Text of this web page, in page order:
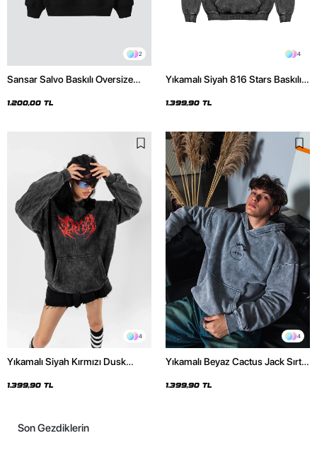
2
Sansar Salvo Baskılı Oversize
1.200,00 TL
4
Yıkamalı Siyah 816 Stars Baskılı
1.399,90 TL
4
Yıkamalı Siyah Kırmızı Dusk
1.399,90 TL
4
Yıkamalı Beyaz Cactus Jack Sırt
1.399,90 TL
Son Gezdiklerin